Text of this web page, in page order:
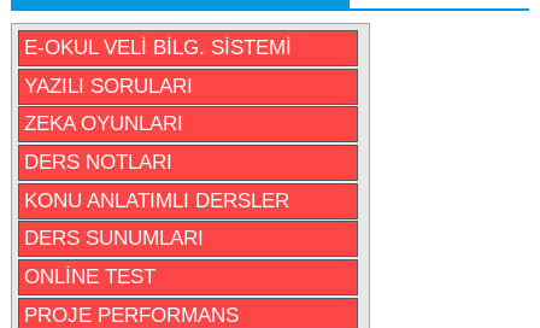
E-OKUL VELİ BİLG. SİSTEMİ
YAZILI SORULARI
ZEKA OYUNLARI
DERS NOTLARI
KONU ANLATIMLI DERSLER
DERS SUNUMLARI
ONLİNE TEST
PROJE PERFORMANS